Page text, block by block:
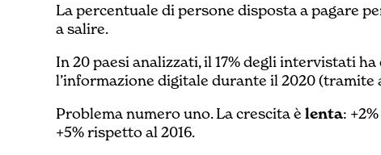
La percentuale di persone disposta a pagare
a salire.
In 20 paesi analizzati, il 17% degli intervistati
l’informazione digitale durante il 2020
Problema numero uno. La crescita è lenta:
+5% rispetto al 2016.